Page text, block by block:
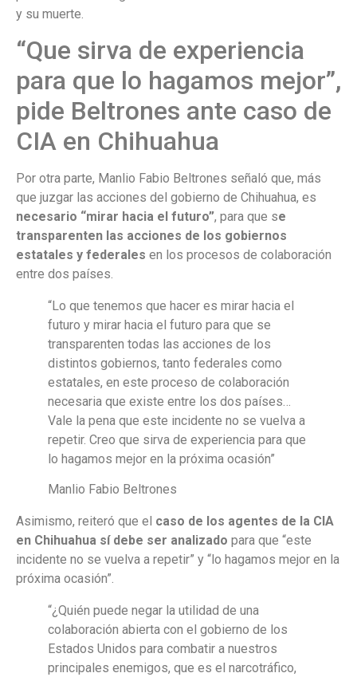
y su muerte.
“Que sirva de experiencia
para que lo hagamos mejor”,
pide Beltrones ante caso de
CIA en Chihuahua
Por otra parte, Manlio Fabio Beltrones señaló que, más
que juzgar las acciones del gobierno de Chihuahua, es
necesario “mirar hacia el futuro”, para que se
transparenten las acciones de los gobiernos
estatales y federales en los procesos de colaboración
entre dos países.
“Lo que tenemos que hacer es mirar hacia el
futuro y mirar hacia el futuro para que se
transparenten todas las acciones de los
distintos gobiernos, tanto federales como
estatales, en este proceso de colaboración
necesaria que existe entre los dos países…
Vale la pena que este incidente no se vuelva a
repetir. Creo que sirva de experiencia para que
lo hagamos mejor en la próxima ocasión”
Manlio Fabio Beltrones
Asimismo, reiteró que el caso de los agentes de la CIA
en Chihuahua sí debe ser analizado para que “este
incidente no se vuelva a repetir” y “lo hagamos mejor en la
próxima ocasión”.
“¿Quién puede negar la utilidad de una
colaboración abierta con el gobierno de los
Estados Unidos para combatir a nuestros
principales enemigos, que es el narcotráfico,